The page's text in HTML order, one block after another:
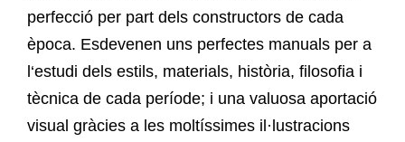
perfecció per part dels constructors de cada
època. Esdevenen uns perfectes manuals per a
l‘estudi dels estils, materials, història, filosofia i
tècnica de cada període; i una valuosa aportació
visual gràcies a les moltíssimes il·lustracions